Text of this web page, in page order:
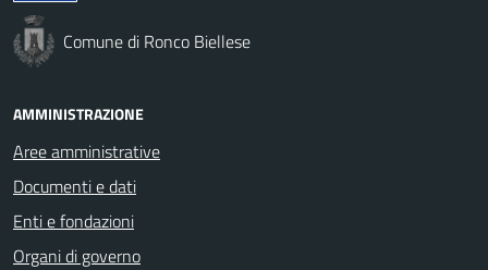
Comune di Ronco Biellese
AMMINISTRAZIONE
Aree amministrative
Documenti e dati
Enti e fondazioni
Organi di governo